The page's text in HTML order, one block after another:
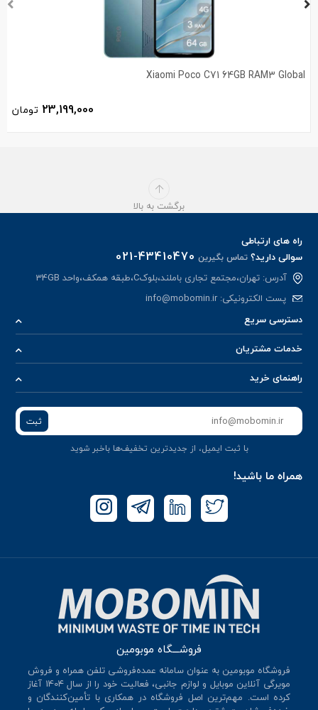
Xiaomi Poco C71 64GB RAM3 Global
23,199,000 تومان
برگشت به بالا
راه های ارتباطی
سوالی دارید؟تماس بگیرین 021-43410470
آدرس: تهران،مجتمع تجاری باملند،بلوکC،طبقه همکف،واحد 34GB
پست الکترونیکی:info@mobomin.ir
دسترسی سریع
خدمات مشتریان
راهنمای خرید
ثبت
با ثبت ایمیل، از جدید‌ترین تخفیف‌ها با‌خبر شوید
همراه ما باشید!
فروشـــگاه موبومین
فروشگاه موبومین به عنوان سامانه عمده‌فروشی تلفن همراه و فروش
مویرگی آنلاین موبایل و لوازم جانبی، فعالیت خود را از سال 140۴ آغاز
کرده است. مهم‌ترین اصل فروشگاه در همکاری با تأمین‌کنندگان و